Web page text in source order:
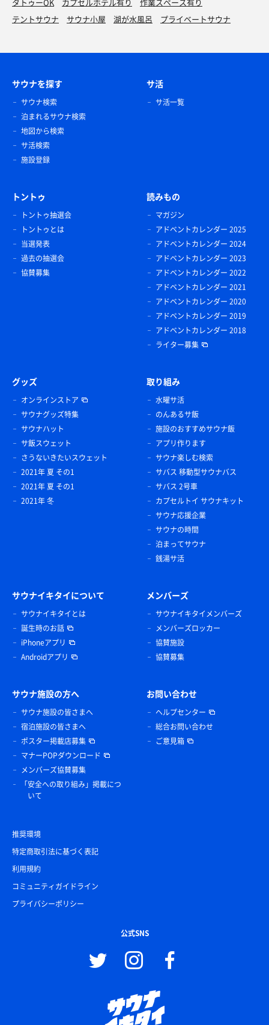
テントサウナ
サウナ小屋 湖が水風呂 プライベートサウナ
サウナを探す
サウナ検索
泊まれるサウナ検索
地図から検索
サ活検索
施設登録
サ活
サ活一覧
トントゥ
トントゥ抽選会
トントゥとは
当選発表
過去の抽選会
協賛募集
読みもの
マガジン
アドベントカレンダー 2025
アドベントカレンダー 2024
アドベントカレンダー 2023
アドベントカレンダー 2022
アドベントカレンダー 2021
アドベントカレンダー 2020
アドベントカレンダー 2019
アドベントカレンダー 2018
ライター募集
グッズ
オンラインストア
サウナグッズ特集
サウナハット
サ飯スウェット
さうないきたいスウェット
2021年 夏 その1
2021年 夏 その1
2021年 冬
取り組み
水曜サ活
のんあるサ飯
施設のおすすめサウナ飯
アプリ作ります
サウナ楽しむ検索
サバス 移動型サウナバス
サバス 2号車
カプセルトイ サウナキット
サウナ応援企業
サウナの時間
泊まってサウナ
銭湯サ活
サウナイキタイについて
サウナイキタイとは
誕生時のお話
iPhoneアプリ
Androidアプリ
メンバーズ
サウナイキタイメンバーズ
メンバーズロッカー
協賛施設
協賛募集
サウナ施設の方へ
サウナ施設の皆さまへ
宿泊施設の皆さまへ
ポスター掲載店募集
マナーPOPダウンロード
メンバーズ協賛募集
「安全への取り組み」掲載につ
いて
お問い合わせ
ヘルプセンター
総合お問い合わせ
ご意見箱
推奨環境
特定商取引法に基づく表記
利用規約
コミュニティガイドライン
プライバシーポリシー
公式SNS